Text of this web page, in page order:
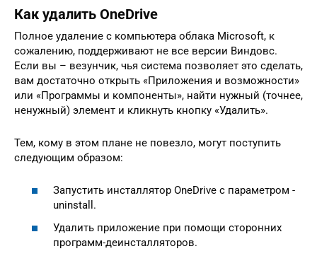
Как удалить OneDrive
Полное удаление с компьютера облака Microsoft, к
сожалению, поддерживают не все версии Виндовс.
Если вы – везунчик, чья система позволяет это сделать,
вам достаточно открыть «Приложения и возможности»
или «Программы и компоненты», найти нужный (точнее,
ненужный) элемент и кликнуть кнопку «Удалить».
Тем, кому в этом плане не повезло, могут поступить
следующим образом:
Запустить инсталлятор OneDrive с параметром -
uninstall.
Удалить приложение при помощи сторонних
программ-деинсталляторов.